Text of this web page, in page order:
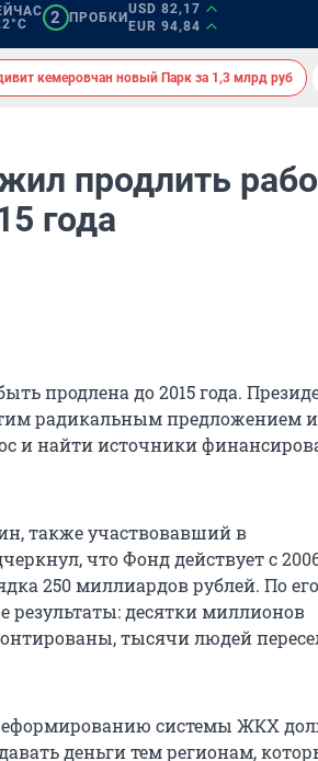
2 ПРОБКИ
USD 82,17
EUR 94,84
кемеровчан новый Парк за 1,3 млрд руб
продлить
года
продлена до 2015 года.
радикальным предложением
и найти источники
также участвовавший в
что Фонд действует с
250 миллиардов рублей. По
результаты: десятки миллионов
тысячи людей
системы ЖКХ
деньги тем регионам,